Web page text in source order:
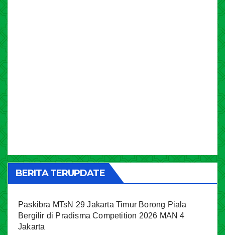
BERITA TERUPDATE
Paskibra MTsN 29 Jakarta Timur Borong Piala
Bergilir di Pradisma Competition 2026 MAN 4
Jakarta